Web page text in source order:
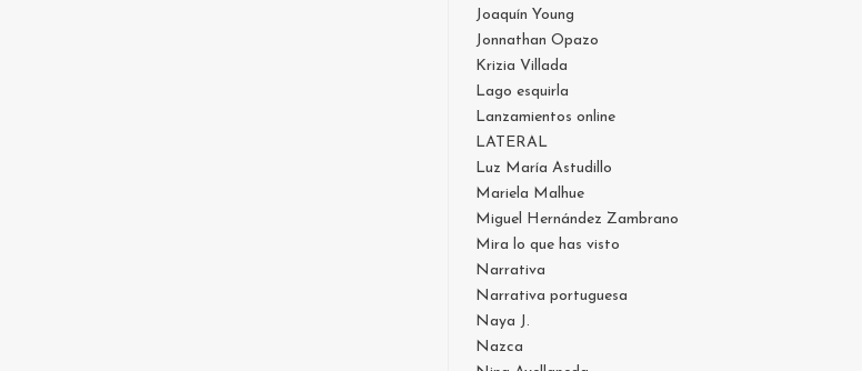
Joaquín Young
Jonnathan Opazo
Krizia Villada
Lago esquirla
Lanzamientos online
LATERAL
Luz María Astudillo
Mariela Malhue
Miguel Hernández Zambrano
Mira lo que has visto
Narrativa
Narrativa portuguesa
Naya J.
Nazca